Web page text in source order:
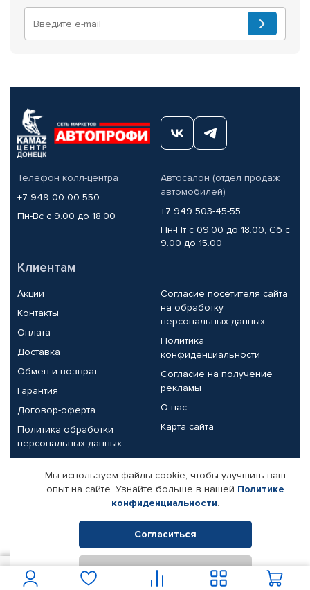
Телефон колл-центра
+7 949 00-00-550
Пн-Вс с 9.00 до 18.00
Автосалон (отдел продаж
автомобилей)
+7 949 503-45-55
Пн-Пт с 09.00 до 18.00, Сб с
9.00 до 15.00
Клиентам
Акции
Контакты
Оплата
Доставка
Обмен и возврат
Гарантия
Договор-оферта
Политика обработки
персональных данных
Согласие посетителя сайта
на обработку
персональных данных
Политика
конфиденциальности
Согласие на получение
рекламы
О нас
Карта сайта
Партнерам
Корпоративным клиентам
Поставщикам
Реквизиты компании
© КАМАЗ ЦЕНТР ДОНЕЦК, 2015-2026. Все права защищены.
Интернет-магазин автомобильных товаров Автопрофи.
Мы используем файлы cookie, чтобы улучшить ваш
опыт на сайте. Узнайте больше в нашей Политике
конфиденциальности.
Согласиться
Отклонить
В корзину